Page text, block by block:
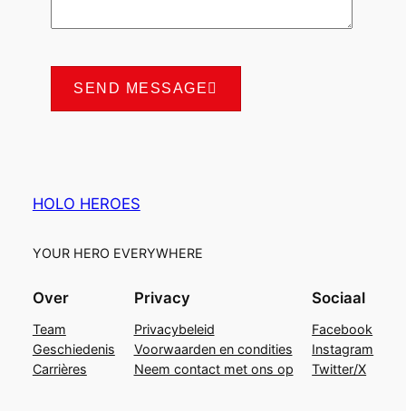
SEND MESSAGE
HOLO HEROES
YOUR HERO EVERYWHERE
Over
Team
Geschiedenis
Carrières
Privacy
Privacybeleid
Voorwaarden en condities
Neem contact met ons op
Sociaal
Facebook
Instagram
Twitter/X